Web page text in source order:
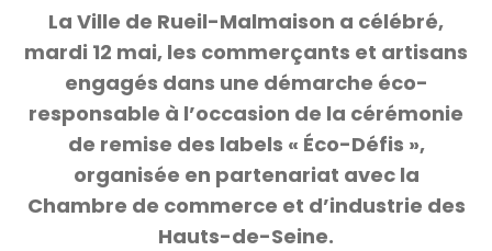
La Ville de Rueil-Malmaison a célébré,
mardi 12 mai, les commerçants et artisans
engagés dans une démarche éco-
responsable à l’occasion de la cérémonie
de remise des labels « Éco-Défis »,
organisée en partenariat avec la
Chambre de commerce et d’industrie des
Hauts-de-Seine.